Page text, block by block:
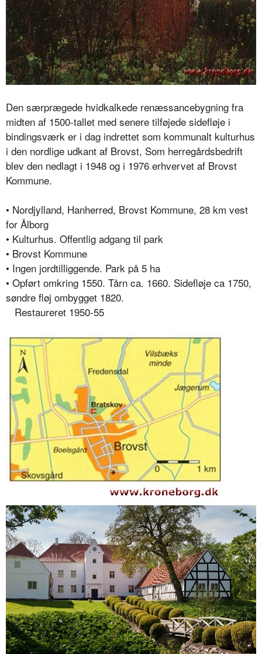
Den særprægede hvidkalkede renæssancebygning fra
midten af 1500-tallet med senere tilføjede sidefløje i
bindingsværk er i dag indrettet som kommunalt kulturhus
i den nordlige udkant af Brovst, Som herregårdsbedrift
blev den nedlagt i 1948 og i 1976 erhvervet af Brovst
Kommune.
• Nordjylland, Hanherred, Brovst Kommune, 28 km vest
for Ålborg
• Kulturhus. Offentlig adgang til park
• Brovst Kommune
• Ingen jordtilliggende. Park på 5 ha
• Opført omkring 1550. Tårn ca. 1660. Sidefløje ca 1750,
søndre fløj ombygget 1820.
Restaureret 1950-55